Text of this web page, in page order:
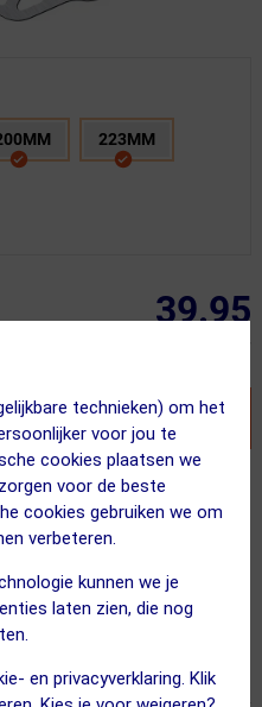
technieken) om het
voor jou te
cookies plaatsen we
voor de beste
cookies gebruiken we om
verbeteren.
kunnen we je
laten zien, die nog
en privacyverklaring. Klik
223MM
39.95
ook snel!
AI assistent
huis!